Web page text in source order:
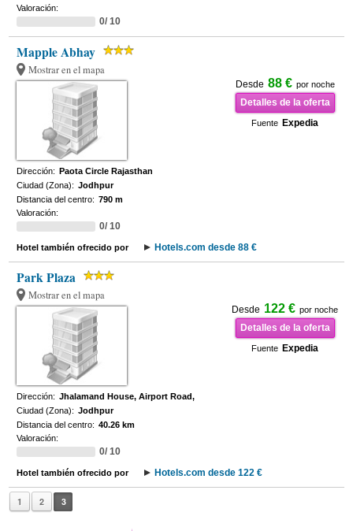
Valoración:
0/ 10
Mapple Abhay
Mostrar en el mapa
Desde 88 € por noche
Detalles de la oferta
Fuente Expedia
Dirección: Paota Circle Rajasthan
Ciudad (Zona): Jodhpur
Distancia del centro: 790 m
Valoración:
0/ 10
Hotel también ofrecido por Hotels.com desde 88 €
Park Plaza
Mostrar en el mapa
Desde 122 € por noche
Detalles de la oferta
Fuente Expedia
Dirección: Jhalamand House, Airport Road,
Ciudad (Zona): Jodhpur
Distancia del centro: 40.26 km
Valoración:
0/ 10
Hotel también ofrecido por Hotels.com desde 122 €
1 2 3